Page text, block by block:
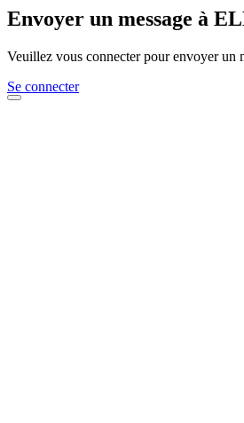
Envoyer un message à
Veuillez vous connecter pour envoyer un
Se connecter